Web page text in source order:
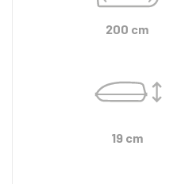
200 cm
19 cm